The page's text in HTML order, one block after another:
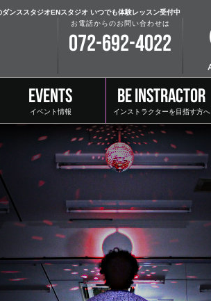
ンススタジオENスタジオ いつでも体験レッスン受付中
お電話からのお問い合わせは
072-692-4022
EVENTS
イベント情報
BE INSTRACTOR
インストラクターを目指す方へ